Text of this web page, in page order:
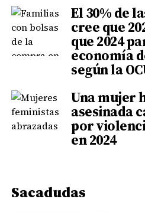
El 30% de
cree que
que 2024
economía
según la
Una mujer
asesinada
por
en 2024
Sacadudas